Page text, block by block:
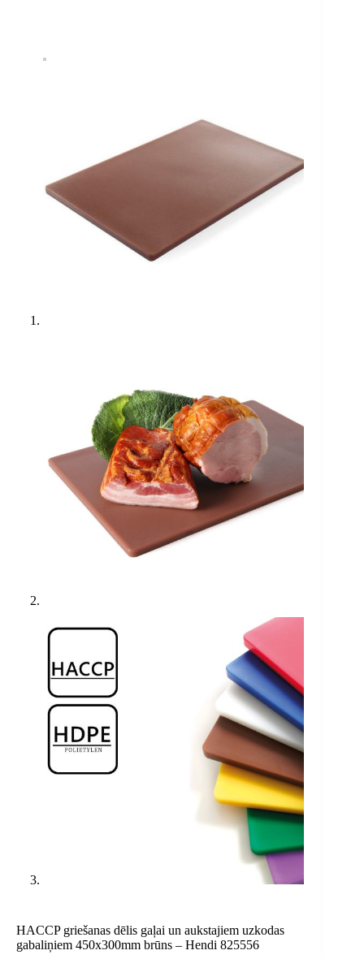
HACCP griešanas dēlis gaļai un aukstajiem uzkodas
gabaliņiem 450x300mm brūns – Hendi 825556